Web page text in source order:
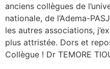
anciens collègues de
nationale, de l’Adema-
les autres associations,
plus attristée. Dors et
Collègue ! Dr TEMORE